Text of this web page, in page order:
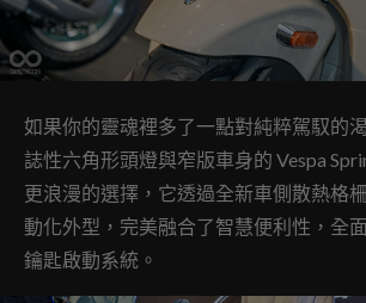
如果你的靈魂裡多了一點對純粹駕馭的
誌性六角形頭燈與窄版車身的 Vespa
更浪漫的選擇，它透過全新車側散熱格
動化外型，完美融合了智慧便利性，全
鑰匙啟動系統。